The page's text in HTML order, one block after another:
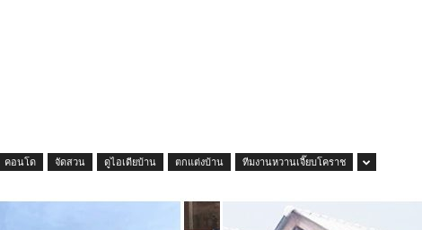
คอนโด จัดสวน ดูไอเดียบ้าน ตกแต่งบ้าน ทีมงานหวานเจี๊ยบโคราช